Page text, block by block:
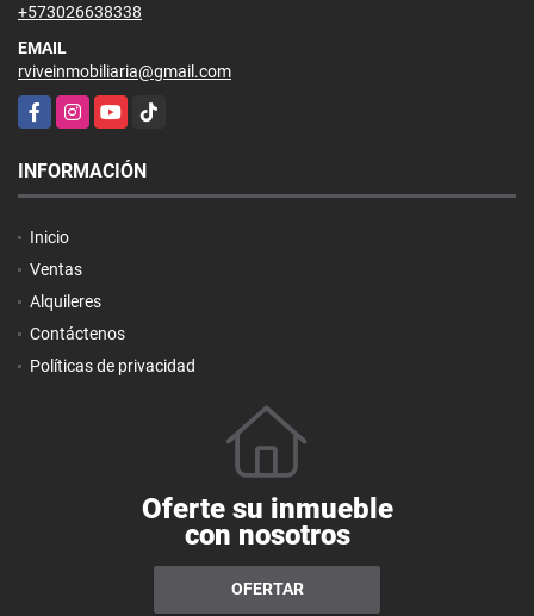
+573026638338
EMAIL
rviveinmobiliaria@gmail.com
FacebookInstagramYouTubeTikTok
INFORMACIÓN
Inicio
Ventas
Alquileres
Contáctenos
Políticas de privacidad
Oferte su inmueble
con nosotros
OFERTAR